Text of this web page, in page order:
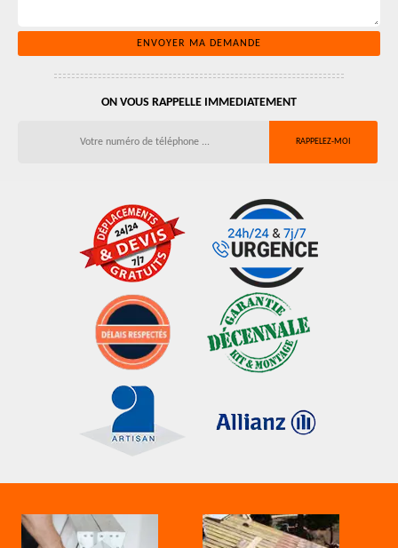
ON VOUS RAPPELLE IMMEDIATEMENT